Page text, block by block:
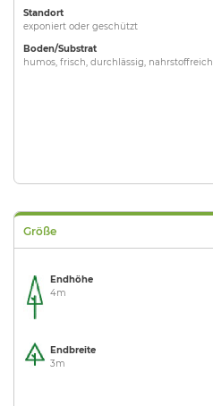
Standort
exponiert oder geschützt
Boden/Substrat
humos, frisch, durchlässig, nahrstoffreich
Größe
Endhöhe
4m
Endbreite
3m